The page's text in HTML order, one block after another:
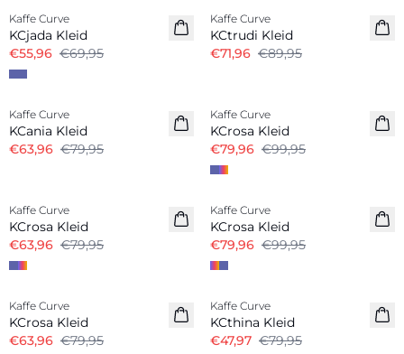
Kaffe Curve
KCjada Kleid
€55,96 €69,95
Kaffe Curve
KCtrudi Kleid
€71,96 €89,95
-20%
Kaffe Curve
KCania Kleid
€63,96 €79,95
Kaffe Curve
KCrosa Kleid
€79,96 €99,95
Kaffe Curve
KCrosa Kleid
€63,96 €79,95
-20%
Kaffe Curve
KCrosa Kleid
€79,96 €99,95
-20%
Kaffe Curve
KCrosa Kleid
€63,96 €79,95
-40%
Kaffe Curve
KCthina Kleid
€47,97 €79,95